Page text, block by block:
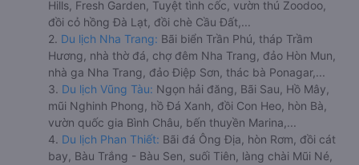
Hills, Fresh Garden, Tuyệt tình cốc, vườn thú Zoodoo,
đồi cỏ hồng Đà Lạt, đồi chè Cầu Đất,...
2. Du lịch Nha Trang: Bãi biển Trần Phú, tháp Trầm
Hương, nhà thờ đá, chợ đêm Nha Trang, đảo Hòn Mun,
nhà ga Nha Trang, đảo Điệp Sơn, thác bà Ponagar,...
3. Du lịch Vũng Tàu: Ngọn hải đăng, Bãi Sau, Hồ Mây,
mũi Nghinh Phong, hồ Đá Xanh, đồi Con Heo, hòn Bà,
vườn quốc gia Bình Châu, bến thuyền Marina,...
4. Du lịch Phan Thiết: Bãi đá Ông Địa, hòn Rơm, đồi cát
bay, Bàu Trắng - Bàu Sen, suối Tiên, làng chài Mũi Né,